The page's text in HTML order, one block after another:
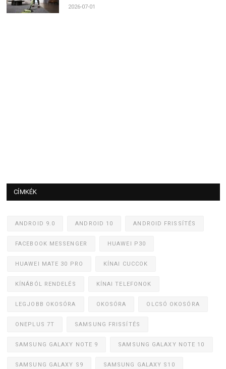
2026-07-01
CÍMKÉK
ANDROID 9.0 ANDROID 10 ANDROID FRISSÍTÉS
FACEBOOK MESSENGER HUAWEI P30
HUAWEI MATE 30 PRO KÍNAI CUCCOK
KÍNÁBÓL RENDELÉS KÍNAI TELEFONOK
LEGJOBB OKOSÓRA OKOSÓRA OLCSÓ OKOSÓRA
ONEPLUS 7T SAMSUNG FRISSÍTÉS
SAMSUNG GALAXY NOTE 9 SAMSUNG GALAXY NOTE 10
SAMSUNG GALAXY S9 SAMSUNG GALAXY S10